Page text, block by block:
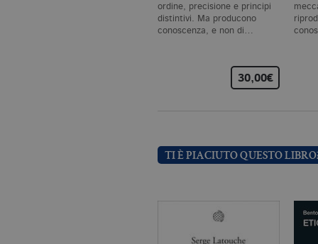
ordine, precisione e principi
distintivi. Ma producono
conoscenza, e non di…
30,00€
TI È PIACIUTO QUESTO
_gat_UA-96327731-1
_fbp